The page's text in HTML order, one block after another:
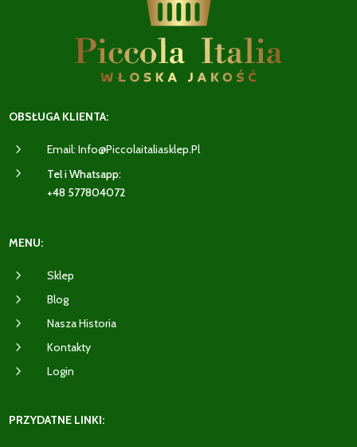
OBSŁUGA KLIENTA:
5 Email: Info@piccolaitaliasklep.pl
5
Tel i Whatsapp:
+48 577804072
MENU:
5 Sklep
5 Blog
5 Nasza Historia
5 Kontakty
5 Login
PRZYDATNE LINKI: